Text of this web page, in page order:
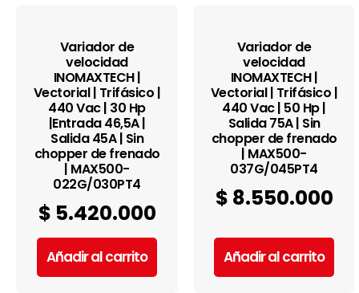
Variador de
velocidad
INOMAXTECH |
Vectorial | Trifásico |
440 Vac | 30 Hp
|Entrada 46,5A |
Salida 45A | Sin
chopper de frenado
| MAX500-
022G/030PT4
$ 5.420.000
Añadir al carrito
Variador de
velocidad
INOMAXTECH |
Vectorial | Trifásico |
440 Vac | 50 Hp |
Salida 75A | Sin
chopper de frenado
| MAX500-
037G/045PT4
$ 8.550.000
Añadir al carrito